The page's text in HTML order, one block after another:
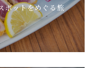
ポットをめぐる旅